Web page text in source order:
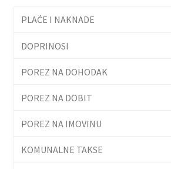
PLAĆE I NAKNADE
DOPRINOSI
POREZ NA DOHODAK
POREZ NA DOBIT
POREZ NA IMOVINU
KOMUNALNE TAKSE